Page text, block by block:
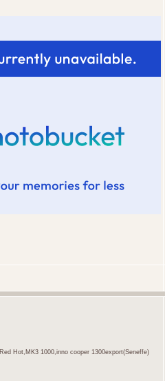
Hot,MK3 1000,inno cooper 1300export(Seneffe)